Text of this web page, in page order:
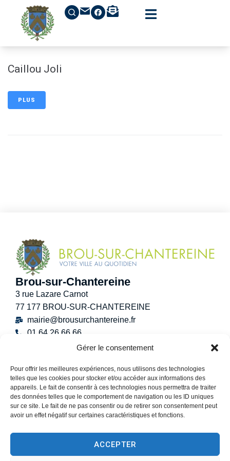
Gérer le consentement
Pour offrir les meilleures expériences, nous utilisons des technologies
telles que les cookies pour stocker et/ou accéder aux informations des
appareils. Le fait de consentir à ces technologies nous permettra de traiter
des données telles que le comportement de navigation ou les ID uniques
sur ce site. Le fait de ne pas consentir ou de retirer son consentement peut
avoir un effet négatif sur certaines caractéristiques et fonctions.
ACCEPTER
principal
Caillou Joli
PLUS
Brou-sur-Chantereine
3 rue Lazare Carnot
77 177 BROU-SUR-CHANTEREINE
mairie@brousurchantereine.fr
01 64 26 66 66
Lundi :8h30 – 12h
Mardi :8h30 – 12h / 13h30 – 17h30
Mercredi :8h30 -12h30
Jeudi : 8h30 – 12h / 13h30 – 18h30
13h30 – 17h30
Samedi :9h00 – 12h
(Permanence État-Civil uniquement)